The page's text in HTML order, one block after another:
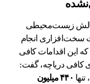
زیست‌محیطی
سخت‌افزاری انجام
این اقدامات کافی
کافی دریاچه، گفت:
۴۴۰ میلیون